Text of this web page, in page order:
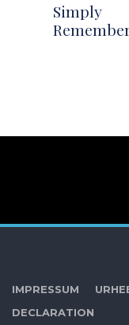
Simply
IMPRESSUM
DECLARATION